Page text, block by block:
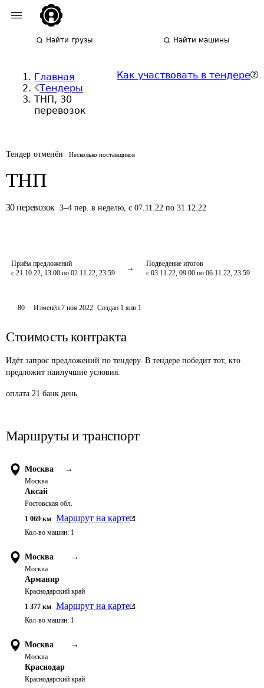
Найти грузы Найти машины
Главная
Тендеры
ТНП, 30
перевозок
Как участвовать в тендере
Тендер отменён Несколько поставщиков
ТНП
30 перевозок 3–4 пер. в неделю, с 07.11.22 по 31.12.22
Приём предложений
с 21.10.22, 13:00 по 02.11.22, 23:59
Подведение итогов
с 03.11.22, 09:00 по 06.11.22, 23:59
80 Изменён7 ноя 2022. Создан 1 янв 1
Стоимость контракта
Идёт запрос предложений по тендеру. В тендере победит тот, кто
предложит наилучшие условия.
оплата 21 банк день
Маршруты и транспорт
Москва →
Москва
Аксай
Ростовская обл.
1 069 км Маршрут на карте
Кол-во машин: 1
Москва →
Москва
Армавир
Краснодарский край
1 377 км Маршрут на карте
Кол-во машин: 1
Москва →
Москва
Краснодар
Краснодарский край